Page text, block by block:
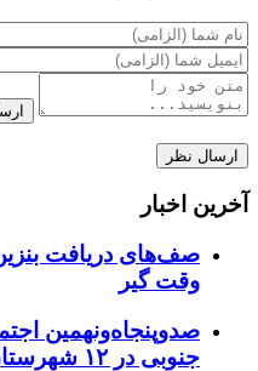
آخرین اخبار
صف‌های دریافت بنزین
وقت گیر
صدوپنجاه‌ونهمین
جنوبی در ۱۲ شهرستان برگزار شد